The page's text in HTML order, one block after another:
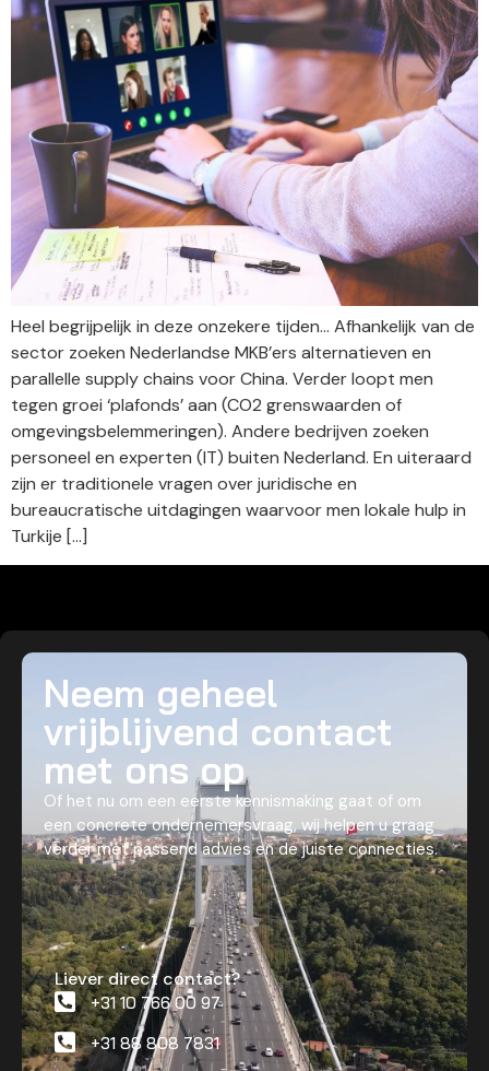
Heel begrijpelijk in deze onzekere tijden… Afhankelijk van de
sector zoeken Nederlandse MKB’ers alternatieven en
parallelle supply chains voor China. Verder loopt men
tegen groei ‘plafonds’ aan (CO2 grenswaarden of
omgevingsbelemmeringen). Andere bedrijven zoeken
personeel en experten (IT) buiten Nederland. En uiteraard
zijn er traditionele vragen over juridische en
bureaucratische uitdagingen waarvoor men lokale hulp in
Turkije […]
Neem geheel
vrijblijvend contact
met ons op
Of het nu om een eerste kennismaking gaat of om
een concrete ondernemersvraag, wij helpen u graag
verder met passend advies en de juiste connecties.
Liever direct contact?
+31 10 766 00 97
+31 88 808 7831